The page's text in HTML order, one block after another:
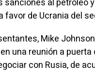
al petróleo
de Ucrania del
Mike
una reunión a
con Rusia, de